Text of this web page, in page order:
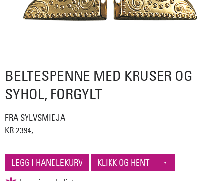
BELTESPENNE MED KRUSER OG
SYHOL, FORGYLT
FRA SYLVSMIDJA
KR 2394,-